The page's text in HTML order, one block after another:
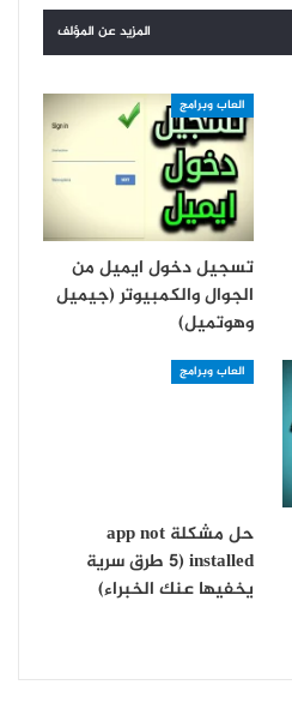
المزيد عن المؤلف
العاب وبرامج
تسجيل دخول ايميل من
الجوال والكمبيوتر (جيميل
وهوتميل)
العاب وبرامج
حل مشكلة app not
installed (5 طرق سرية
يخفيها عنك الخبراء)